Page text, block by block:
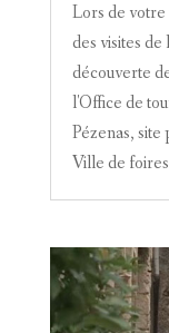
Lors de
des visites
découverte
l'Office de
Pézenas,
Ville de